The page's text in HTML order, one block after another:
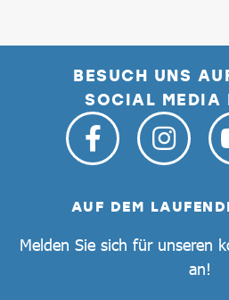
BESUCH UNS
SOCIAL MEDIA
AUF DEM
Melden Sie sich für unseren
an!